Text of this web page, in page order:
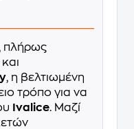
πλήρως
, η βελτιωμένη
τρόπο για να
Ivalice. Μαζί